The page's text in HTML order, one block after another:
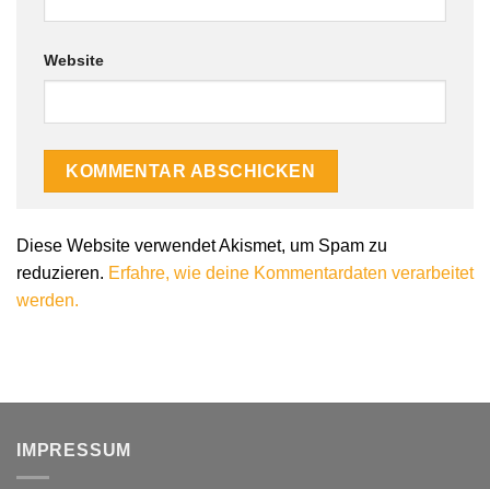
Website
Diese Website verwendet Akismet, um Spam zu
reduzieren. Erfahre, wie deine Kommentardaten verarbeitet
werden.
IMPRESSUM